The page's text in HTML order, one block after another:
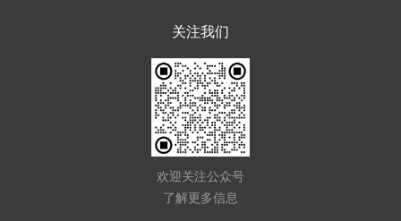
关注我们
欢迎关注公众号
了解更多信息